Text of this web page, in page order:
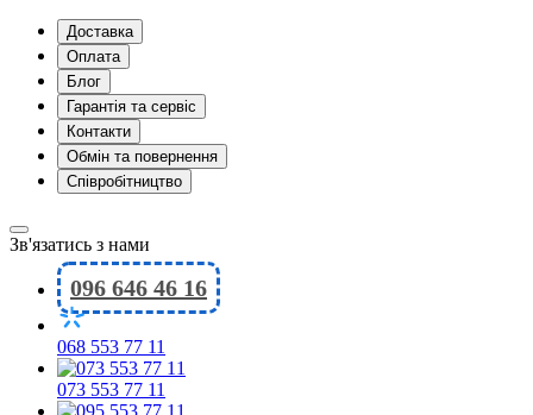
Доставка
Оплата
Блог
Гарантія та сервіс
Контакти
Обмін та повернення
Співробітництво
Зв'язатись з нами
096 646 46 16
068 553 77 11
073 553 77 11